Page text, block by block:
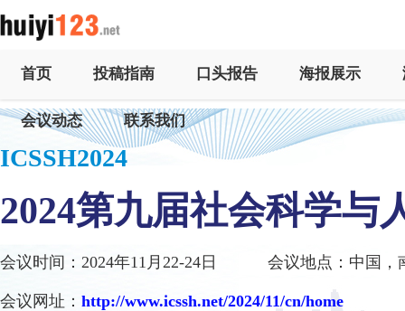
首页 投稿指南 口头报告 海报展示
会议动态 联系我们
ICSSH2024
2024第九届社会科学与
会议时间：2024年11月22-24日 会议地点：中国，
会议网址： http://www.icssh.net/2024/11/cn/home